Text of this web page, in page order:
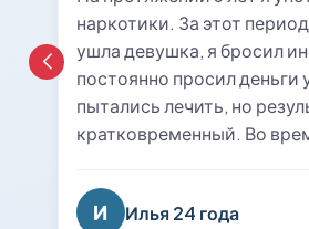
наркотики. За этот
ушла девушка, я бросил
постоянно просил
пытались лечить, но
кратковременный. Во
центра «21rehab». Беседа
подтолкнула меня к мысли
И Илья 24 года